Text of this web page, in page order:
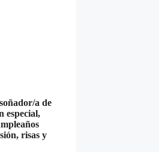
a de
especial,
risas y